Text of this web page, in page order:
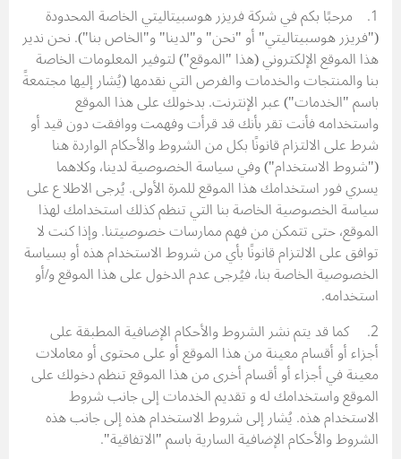
1. مرحبًا بكم في شركة فريزر هوسبيتاليتي الخاصة المحدودة
("فريزر هوسبيتاليتي" أو "نحن" و"لدينا" و"الخاص بنا"). نحن ندير
هذا الموقع الإلكتروني (هذا "الموقع") لتوفير المعلومات الخاصة
بنا والمنتجات والخدمات والفرص التي نقدمها (يُشار إليها مجتمعةً
باسم "الخدمات") عبر الإنترنت. بدخولك على هذا الموقع
واستخدامه فأنت تقر بأنك قد قرأت وفهمت ووافقت دون قيد أو
شرط على الالتزام قانونًا بكل من الشروط والأحكام الواردة هنا
("شروط الاستخدام") وفي سياسة الخصوصية لدينا، وكلاهما
يسري فور استخدامك هذا الموقع للمرة الأولى. يُرجى الاطلاع على
سياسة الخصوصية الخاصة بنا التي تنظم كذلك استخدامك لهذا
الموقع، حتى تتمكن من فهم ممارسات خصوصيتنا. وإذا كنت لا
توافق على الالتزام قانونًا بأي من شروط الاستخدام هذه أو بسياسة
الخصوصية الخاصة بنا، فيُرجى عدم الدخول على هذا الموقع و/أو
استخدامه.
2. كما قد يتم نشر الشروط والأحكام الإضافية المطبقة على
أجزاء أو أقسام معينة من هذا الموقع أو على محتوى أو معاملات
معينة في أجزاء أو أقسام أخرى من هذا الموقع تنظم دخولك على
الموقع واستخدامك له و تقديم الخدمات إلى جانب شروط
الاستخدام هذه. يُشار إلى شروط الاستخدام هذه إلى جانب هذه
الشروط والأحكام الإضافية السارية باسم "الاتفاقية".